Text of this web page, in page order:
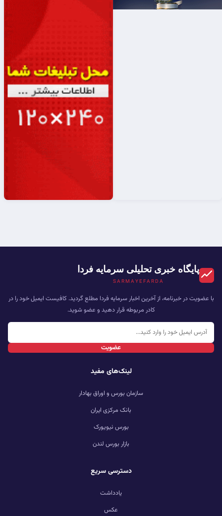
پایگاه خبری تحلیلی سرمایه فردا
SARMAYEFARDA
با عضویت در خبرنامه، از آخرین اخبار سرمایه فردا مطلع گردید. کافیست ایمیل خود را در
کادر مربوطه قرار دهید و عضو شوید.
عضویت
لینک‌های مفید
سازمان بورس و اوراق بهادار
بانک مرکزی ایران
بورس نیویورک
بازار بورس لندن
دسترسی سریع
یادداشت
عکس